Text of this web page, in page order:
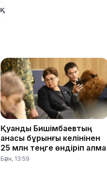
Қуандық Бишімбаевтың
анасы бұрынғы келінінен
25 млн теңге өндіріп алмақ
Бүгін, 13:59